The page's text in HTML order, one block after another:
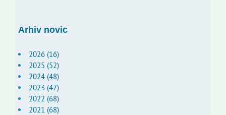
Arhiv novic
2026 (16)
2025 (52)
2024 (48)
2023 (47)
2022 (68)
2021 (68)